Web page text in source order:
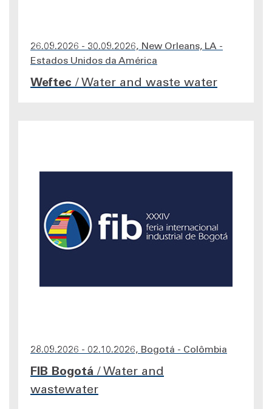
26.09.2026 - 30.09.2026, New Orleans, LA -
Estados Unidos da América
Weftec /Water and waste water
28.09.2026 - 02.10.2026, Bogotá - Colômbia
FIB Bogotá /Water and
wastewater